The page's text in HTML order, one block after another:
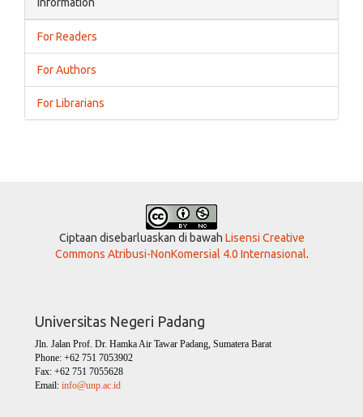
For Readers
For Authors
For Librarians
Ciptaan disebarluaskan di bawah Lisensi Creative
Commons Atribusi-NonKomersial 4.0 Internasional.
Universitas Negeri Padang
Jln. Jalan Prof. Dr. Hamka Air Tawar Padang, Sumatera Barat
Phone: +62 751 7053902
Fax: +62 751 7055628
Email: info@unp.ac.id